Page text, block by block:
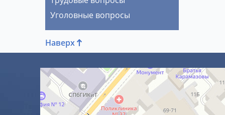
Уголовные вопросы
Наверх